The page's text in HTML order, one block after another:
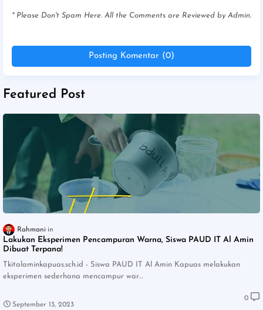
* Please Don't Spam Here. All the Comments are Reviewed by Admin.
Posting Komentar (0)
Featured Post
Rahmani
Lakukan Eksperimen Pencampuran Warna, Siswa PAUD IT Al Amin
Dibuat Terpana!
Tkitalaminkapuas.sch.id - Siswa PAUD IT Al Amin Kapuas melakukan
eksperimen sederhana mencampur war…
September 13, 2023
0